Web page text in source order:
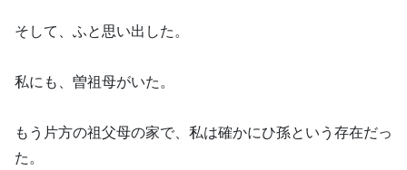
そして、ふと思い出した。
私にも、曽祖母がいた。
もう片方の祖父母の家で、私は確かにひ孫という存在だっ
た。